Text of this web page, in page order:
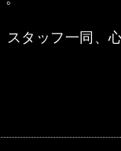
スタッフ一同、